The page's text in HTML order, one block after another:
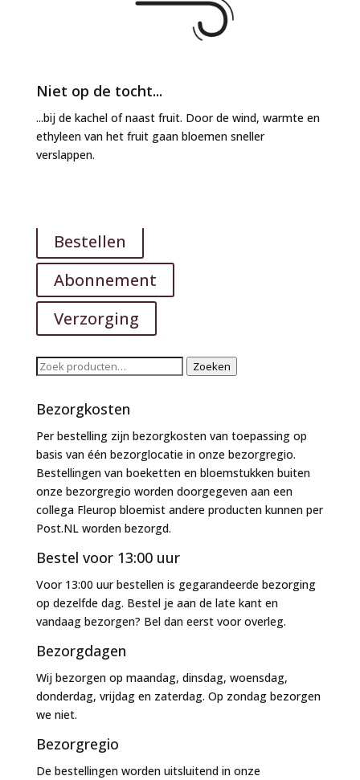
Niet op de tocht...
...bij de kachel of naast fruit. Door de wind, warmte en
ethyleen van het fruit gaan bloemen sneller
verslappen.
Bestellen
Abonnement
Verzorging
Zoeken
Zoeken
Bezorgkosten
Per bestelling zijn bezorgkosten van toepassing op
basis van één bezorglocatie in onze bezorgregio.
Bestellingen van boeketten en bloemstukken buiten
onze bezorgregio worden doorgegeven aan een
collega Fleurop bloemist andere producten kunnen per
Post.NL worden bezorgd.
Bestel voor 13:00 uur
Voor 13:00 uur bestellen is gegarandeerde bezorging
op dezelfde dag. Bestel je aan de late kant en
vandaag bezorgen? Bel dan eerst voor overleg.
Bezorgdagen
Wij bezorgen op maandag, dinsdag, woensdag,
donderdag, vrijdag en zaterdag. Op zondag bezorgen
we niet.
Bezorgregio
De bestellingen worden uitsluitend in onze